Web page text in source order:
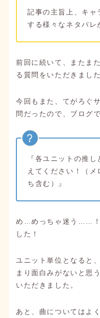
記事の主旨上、キャ
する様々なネタバレ
前回に続いて、またま
る質問をいただきまし
今回もまた、てがろぐ
問だったので、ブログ
『各ユニットの推
えてください！（メ
ち含む）』
め…めっちゃ迷う……
した！
ユニット単位となると
まり面白みがないと思
いただきました。
あと、曲についてはよ